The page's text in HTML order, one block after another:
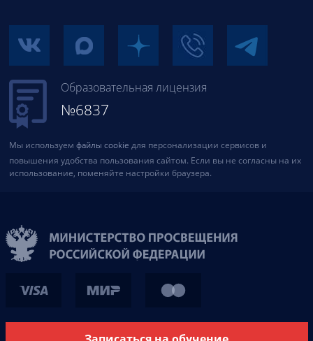
Образовательная лицензия
№6837
Мы используем файлы cookie для персонализации сервисов и
повышения удобства пользования сайтом. Если вы не согласны на их
использование, поменяйте настройки браузера.